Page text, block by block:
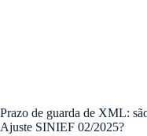
Prazo de guarda de XML:
Ajuste SINIEF 02/2025?